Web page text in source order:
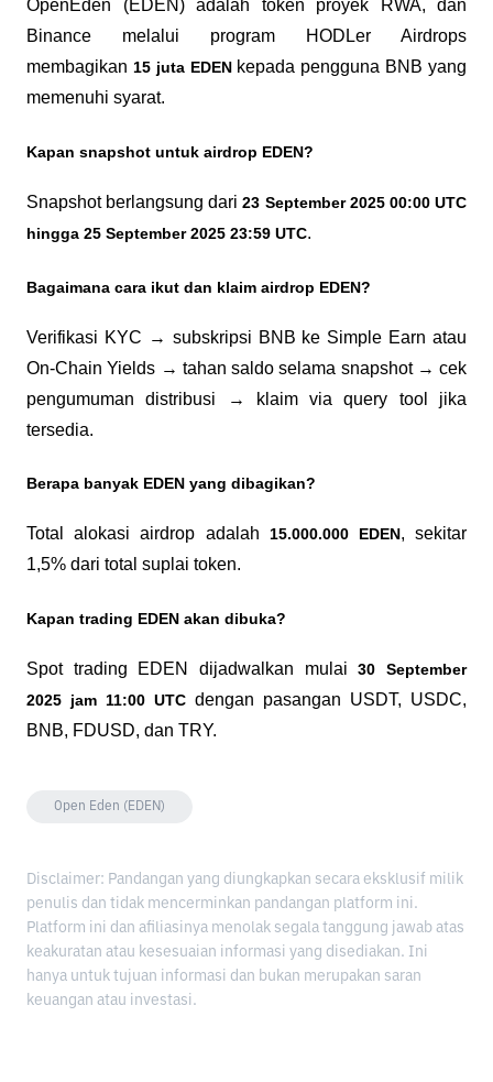
OpenEden (EDEN) adalah token proyek RWA, dan
Binance melalui program HODLer Airdrops
membagikan 15 juta EDEN kepada pengguna BNB yang
memenuhi syarat.
Kapan snapshot untuk airdrop EDEN?
Snapshot berlangsung dari 23 September 2025 00:00 UTC
hingga 25 September 2025 23:59 UTC.
Bagaimana cara ikut dan klaim airdrop EDEN?
Verifikasi KYC → subskripsi BNB ke Simple Earn atau
On-Chain Yields → tahan saldo selama snapshot → cek
pengumuman distribusi → klaim via query tool jika
tersedia.
Berapa banyak EDEN yang dibagikan?
Total alokasi airdrop adalah 15.000.000 EDEN, sekitar
1,5% dari total suplai token.
Kapan trading EDEN akan dibuka?
Spot trading EDEN dijadwalkan mulai 30 September
2025 jam 11:00 UTC dengan pasangan USDT, USDC,
BNB, FDUSD, dan TRY.
Open Eden (EDEN)
Disclaimer: Pandangan yang diungkapkan secara eksklusif milik
penulis dan tidak mencerminkan pandangan platform ini.
Platform ini dan afiliasinya menolak segala tanggung jawab atas
keakuratan atau kesesuaian informasi yang disediakan. Ini
hanya untuk tujuan informasi dan bukan merupakan saran
keuangan atau investasi.